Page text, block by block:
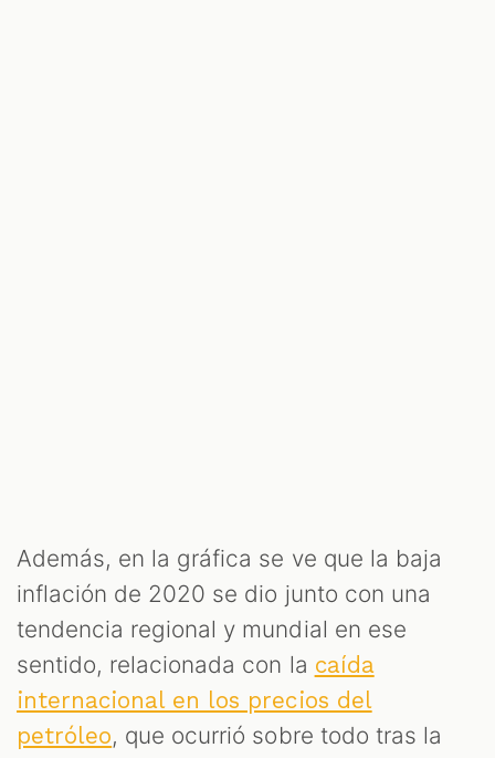
Además, en la gráfica se ve que la baja
inflación de 2020 se dio junto con una
tendencia regional y mundial en ese
sentido, relacionada con la caída
internacional en los precios del
petróleo, que ocurrió sobre todo tras la